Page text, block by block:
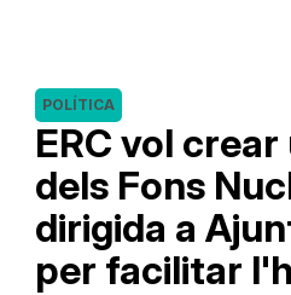
ERC vol crear
dels Fons
dirigida a
per facilitar
POLÍTICA